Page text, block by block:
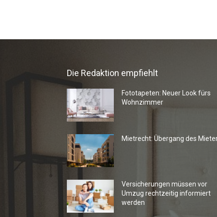
Die Redaktion empfiehlt
Fototapeten: Neuer Look fürs
Wohnzimmer
Mietrecht: Übergang des
Versicherungen müssen vor
Umzug rechtzeitig informiert
werden